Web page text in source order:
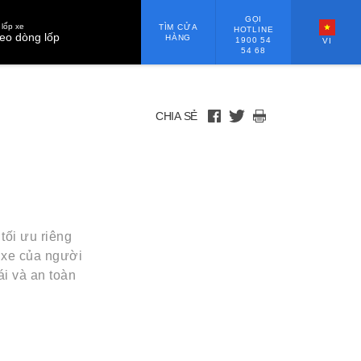
lốp xe
dòng lốp
TÌM CỬA
HÀNG
GỌI
HOTLINE
1900 54
54 68
VI
CHIA SẺ
ưu riêng
của người
và an toàn